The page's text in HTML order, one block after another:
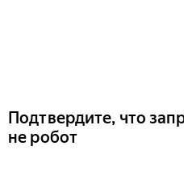
Подтвердите, что
не робот